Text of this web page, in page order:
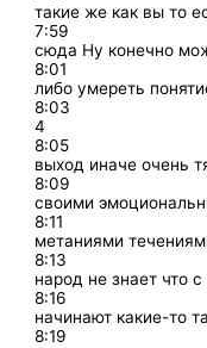
такие же как вы то
7:59
сюда Ну конечно
8:01
либо умереть
8:03
4
8:05
выход иначе очень
8:09
своими
8:11
метаниями
8:13
народ не знает что
8:16
начинают какие-то
8:19